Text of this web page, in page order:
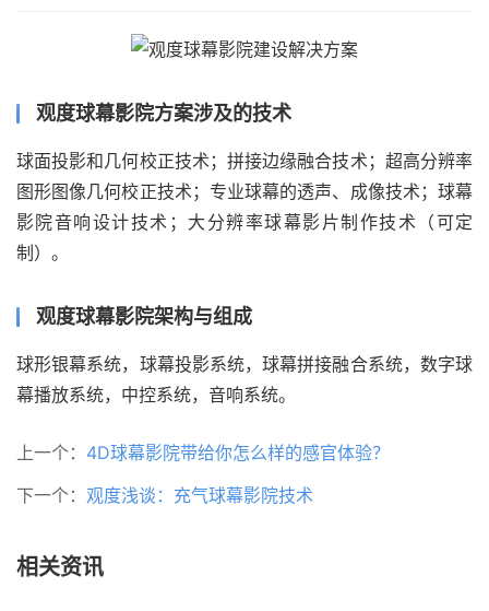
观度球幕影院方案涉及的技术
球面投影和几何校正技术；拼接边缘融合技术；超高分辨率
图形图像几何校正技术；专业球幕的透声、成像技术；球幕
影院音响设计技术；大分辨率球幕影片制作技术（可定
制）。
观度球幕影院架构与组成
球形银幕系统，球幕投影系统，球幕拼接融合系统，数字球
幕播放系统，中控系统，音响系统。
上一个： 4D球幕影院带给你怎么样的感官体验？
下一个： 观度浅谈：充气球幕影院技术
相关资讯